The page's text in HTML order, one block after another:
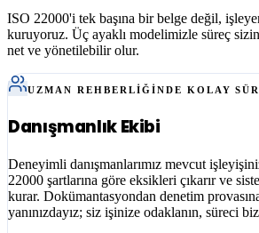
ISO 22000'i tek başına bir belge değil,
kuruyoruz. Üç ayaklı modelimizle süreç
net ve yönetilebilir olur.
UZMAN REHBERLIĞINDE KOLAY
Danışmanlık Ekibi
Deneyimli danışmanlarımız mevcut
22000 şartlarına göre eksikleri çıkarır ve
kurar. Dokümantasyondan denetim
yanınızdayız; siz işinize odaklanın, süreci